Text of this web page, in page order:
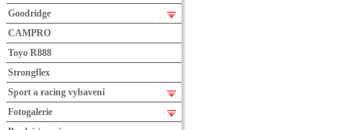
Goodridge
CAMPRO
Toyo R888
Strongflex
Sport a racing vybavení
Fotogalerie